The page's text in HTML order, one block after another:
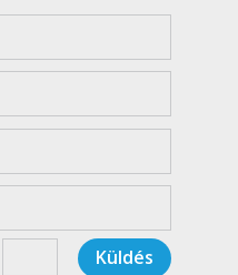
Küldés